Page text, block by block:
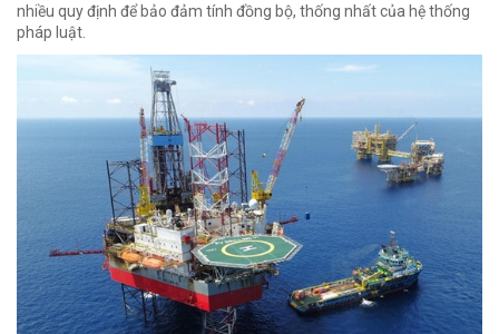
nhiều quy định để bảo đảm tính đồng bộ, thống nhất của hệ thống
pháp luật.